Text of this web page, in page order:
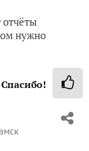
нужно
Спасибо!